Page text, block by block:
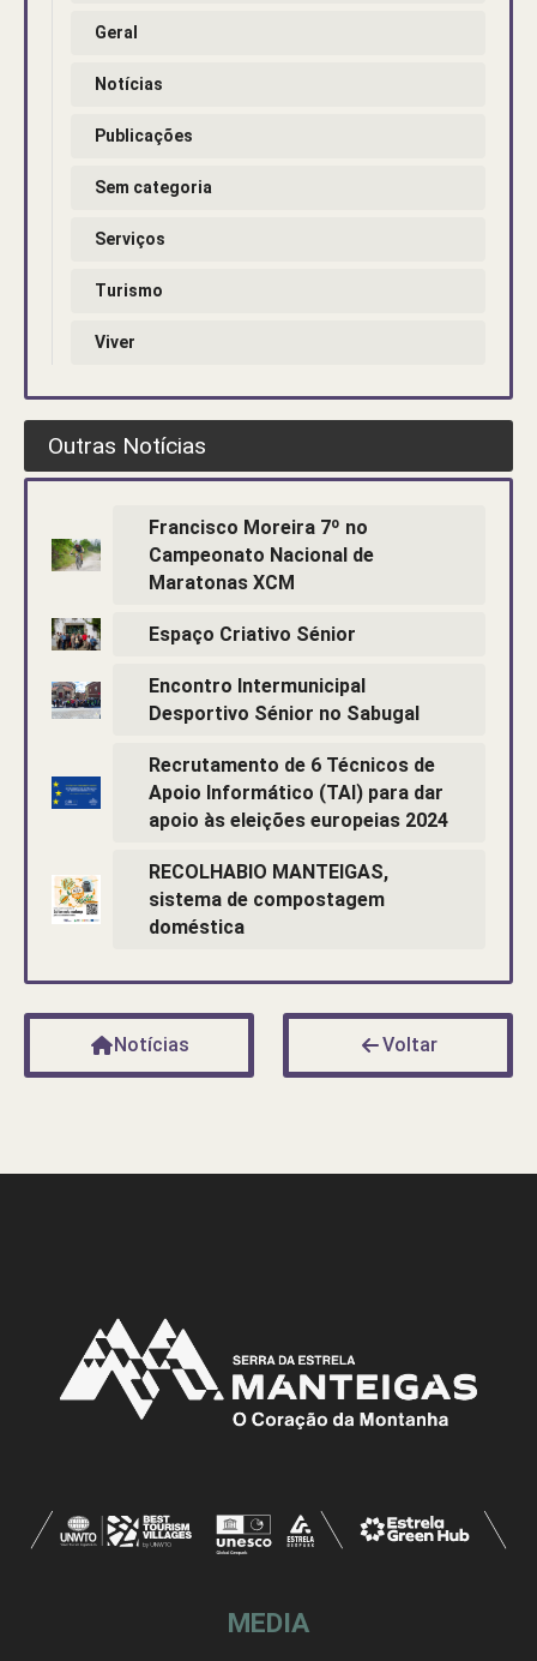
Geral
Notícias
Publicações
Sem categoria
Serviços
Turismo
Viver
Outras Notícias
Francisco Moreira 7º no
Campeonato Nacional de
Maratonas XCM
Espaço Criativo Sénior
Encontro Intermunicipal
Desportivo Sénior no Sabugal
Recrutamento de 6 Técnicos de
Apoio Informático (TAI) para dar
apoio às eleições europeias 2024
RECOLHABIO MANTEIGAS,
sistema de compostagem
doméstica
Notícias Voltar
MEDIA